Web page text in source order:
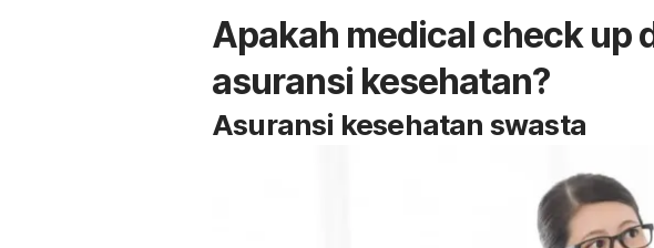
Apakah medical check up
asuransi kesehatan?
Asuransi kesehatan swasta